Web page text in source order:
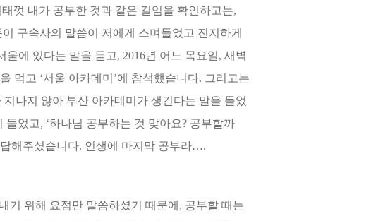
껏 내가 공부한 것과 같은 길임을 확인하고는,
구속사의 말씀이 저에게 스며들었고 진지하게
에 있다는 말을 듣고, 2016년 어느 목요일, 새벽
먹고 ‘서울 아카데미’에 참석했습니다. 그리고는
나지 않아 부산 아카데미가 생긴다는 말을 들었
었고, ‘하나님 공부하는 것 맞아요? 공부할까
해주셨습니다. 인생에 마지막 공부라….
기 위해 요점만 말씀하셨기 때문에, 공부할 때는